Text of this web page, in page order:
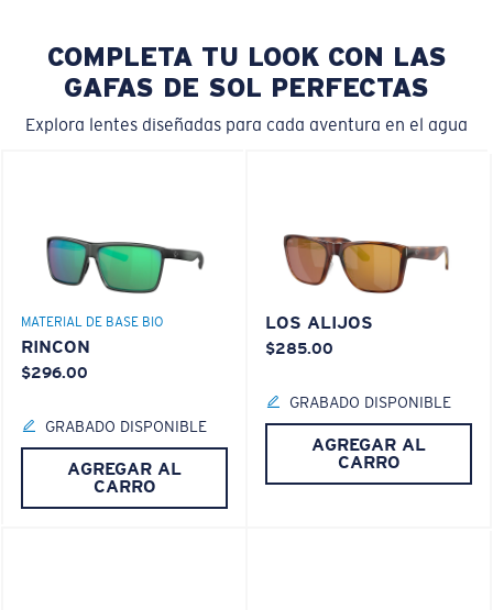
COMPLETA TU LOOK CON LAS
GAFAS DE SOL PERFECTAS
Explora lentes diseñadas para cada aventura en el agua
MATERIAL DE BASE BIO
RINCON
$296.00
GRABADO DISPONIBLE
AGREGAR AL
CARRO
LOS ALIJOS
$285.00
GRABADO DISPONIBLE
AGREGAR AL
CARRO